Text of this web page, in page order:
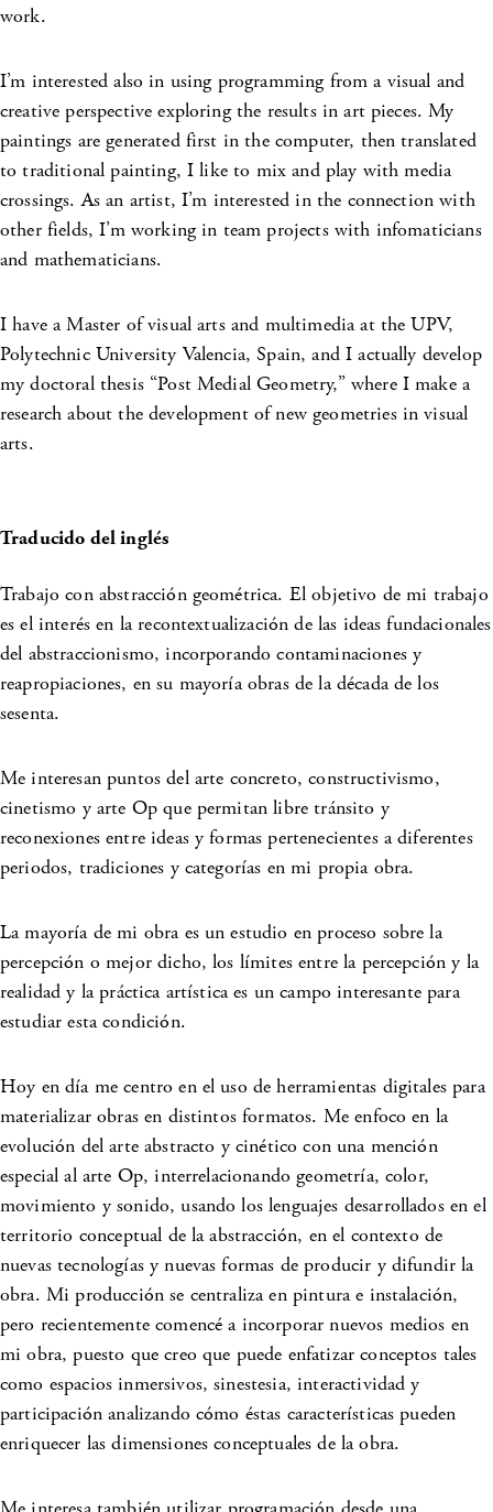
work.
I’m interested also in using programming from a visual and
creative perspective exploring the results in art pieces. My
paintings are generated first in the computer, then translated
to traditional painting, I like to mix and play with media
crossings. As an artist, I’m interested in the connection with
other fields, I’m working in team projects with infomaticians
and mathematicians.
I have a Master of visual arts and multimedia at the UPV,
Polytechnic University Valencia, Spain, and I actually develop
my doctoral thesis “Post Medial Geometry,” where I make a
research about the development of new geometries in visual
arts.
Traducido del inglés
Trabajo con abstracción geométrica. El objetivo de mi trabajo
es el interés en la recontextualización de las ideas fundacionales
del abstraccionismo, incorporando contaminaciones y
reapropiaciones, en su mayoría obras de la década de los
sesenta.
Me interesan puntos del arte concreto, constructivismo,
cinetismo y arte Op que permitan libre tránsito y
reconexiones entre ideas y formas pertenecientes a diferentes
periodos, tradiciones y categorías en mi propia obra.
La mayoría de mi obra es un estudio en proceso sobre la
percepción o mejor dicho, los límites entre la percepción y la
realidad y la práctica artística es un campo interesante para
estudiar esta condición.
Hoy en día me centro en el uso de herramientas digitales para
materializar obras en distintos formatos. Me enfoco en la
evolución del arte abstracto y cinético con una mención
especial al arte Op, interrelacionando geometría, color,
movimiento y sonido, usando los lenguajes desarrollados en el
territorio conceptual de la abstracción, en el contexto de
nuevas tecnologías y nuevas formas de producir y difundir la
obra. Mi producción se centraliza en pintura e instalación,
pero recientemente comencé a incorporar nuevos medios en
mi obra, puesto que creo que puede enfatizar conceptos tales
como espacios inmersivos, sinestesia, interactividad y
participación analizando cómo éstas características pueden
enriquecer las dimensiones conceptuales de la obra.